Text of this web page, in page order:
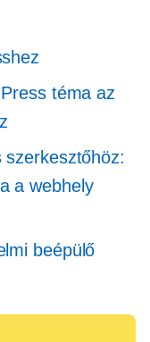
téma az
szerkesztőhöz:
a webhely
beépülő